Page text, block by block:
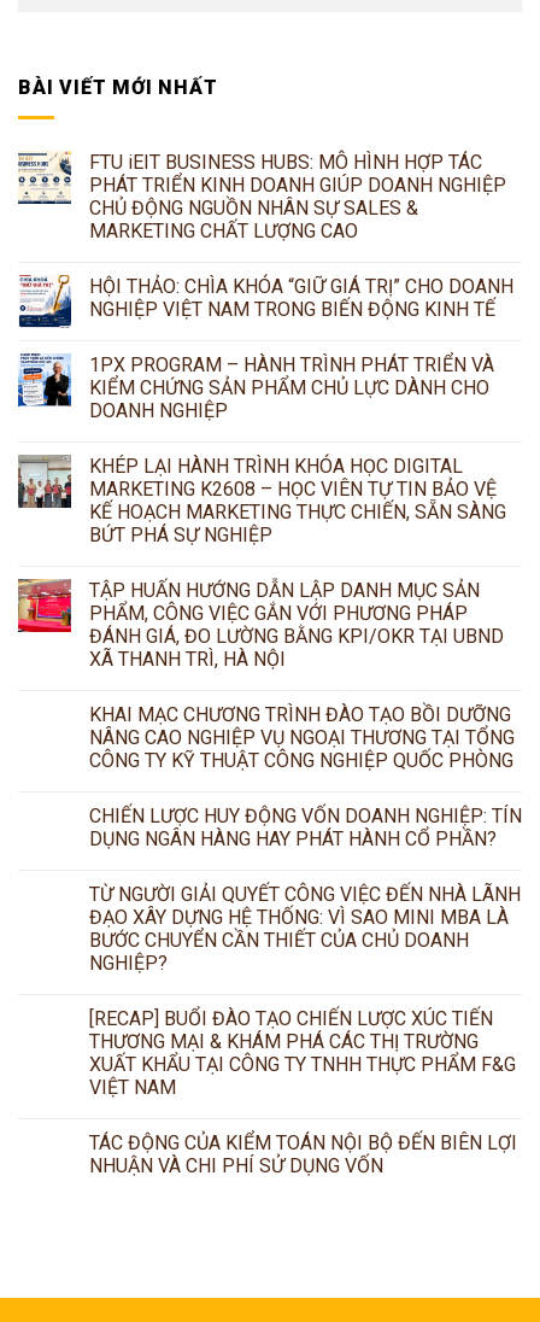
BÀI VIẾT MỚI NHẤT
FTU iEIT BUSINESS HUBS: MÔ HÌNH HỢP TÁC
PHÁT TRIỂN KINH DOANH GIÚP DOANH NGHIỆP
CHỦ ĐỘNG NGUỒN NHÂN SỰ SALES &
MARKETING CHẤT LƯỢNG CAO
HỘI THẢO: CHÌA KHÓA “GIỮ GIÁ TRỊ” CHO DOANH
NGHIỆP VIỆT NAM TRONG BIẾN ĐỘNG KINH TẾ
1PX PROGRAM – HÀNH TRÌNH PHÁT TRIỂN VÀ
KIỂM CHỨNG SẢN PHẨM CHỦ LỰC DÀNH CHO
DOANH NGHIỆP
KHÉP LẠI HÀNH TRÌNH KHÓA HỌC DIGITAL
MARKETING K2608 – HỌC VIÊN TỰ TIN BẢO VỆ
KẾ HOẠCH MARKETING THỰC CHIẾN, SẴN SÀNG
BỨT PHÁ SỰ NGHIỆP
TẬP HUẤN HƯỚNG DẪN LẬP DANH MỤC SẢN
PHẨM, CÔNG VIỆC GẮN VỚI PHƯƠNG PHÁP
ĐÁNH GIÁ, ĐO LƯỜNG BẰNG KPI/OKR TẠI UBND
XÃ THANH TRÌ, HÀ NỘI
KHAI MẠC CHƯƠNG TRÌNH ĐÀO TẠO BỒI DƯỠNG
NÂNG CAO NGHIỆP VỤ NGOẠI THƯƠNG TẠI TỔNG
CÔNG TY KỸ THUẬT CÔNG NGHIỆP QUỐC PHÒNG
CHIẾN LƯỢC HUY ĐỘNG VỐN DOANH NGHIỆP: TÍN
DỤNG NGÂN HÀNG HAY PHÁT HÀNH CỔ PHẦN?
TỪ NGƯỜI GIẢI QUYẾT CÔNG VIỆC ĐẾN NHÀ LÃNH
ĐẠO XÂY DỰNG HỆ THỐNG: VÌ SAO MINI MBA LÀ
BƯỚC CHUYỂN CẦN THIẾT CỦA CHỦ DOANH
NGHIỆP?
[RECAP] BUỔI ĐÀO TẠO CHIẾN LƯỢC XÚC TIẾN
THƯƠNG MẠI & KHÁM PHÁ CÁC THỊ TRƯỜNG
XUẤT KHẨU TẠI CÔNG TY TNHH THỰC PHẨM F&G
VIỆT NAM
TÁC ĐỘNG CỦA KIỂM TOÁN NỘI BỘ ĐẾN BIÊN LỢI
NHUẬN VÀ CHI PHÍ SỬ DỤNG VỐN